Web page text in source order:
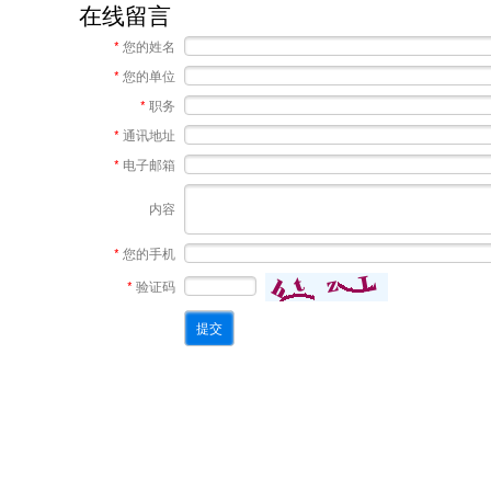
在线留言
* 您的姓名
* 您的单位
* 职务
* 通讯地址
* 电子邮箱
内容
* 您的手机
* 验证码